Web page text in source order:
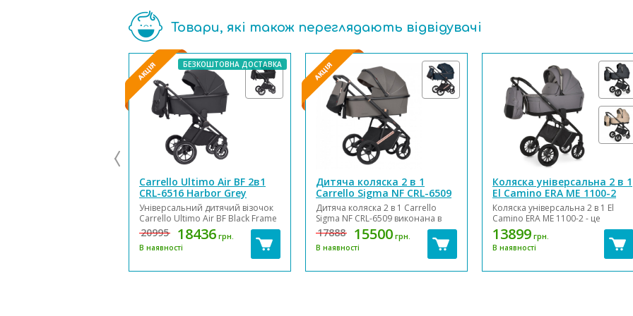
Товари, які також переглядають відвідувачі
БЕЗКОШТОВНА ДОСТАВКА
Carrello Ultimo Air BF 2в1
CRL-6516 Harbor Grey
Універсальний дитячий візочок
Carrello Ultimo Air BF Black Frame
CRL-6516. 2 в 1 - притягує
погляди, стильна, лаконічна,
надійна та безпечна. З
додатковим захистом і колесами,
що накачуються. Типова для
20995 18436 грн.
В наявності
Дитяча коляска 2 в 1
Carrello Sigma NF CRL-6509
Дитяча коляска 2 в 1 Carrello
Sigma NF CRL-6509 виконана в
стильному сучасному дизайні,
який задовольнить
функціональні потреби молодих
батьків. Вона складається з
просторої люльки для
17888 15500 грн.
В наявності
Коляска універсальна 2 в 1
El Camino ERA ME 1100-2
Коляска універсальна 2 в 1 El
Camino ERA ME 1100-2 - це
коляска, в якій зручно рости.
Безпеку дитини забезпечать 5-ти
точкові ремені безпеки та
знімний бампер з пахвинним
обмежувачем. Поліуретанові
13899 грн.
В наявності